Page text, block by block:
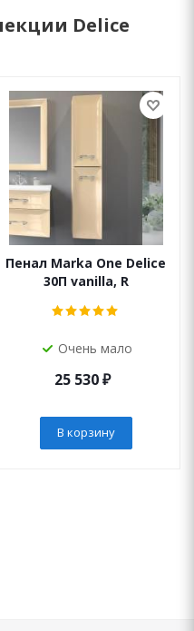
Delice
Пенал Marka One Delice
30П vanilla, R
Очень мало
25 530₽
В корзину